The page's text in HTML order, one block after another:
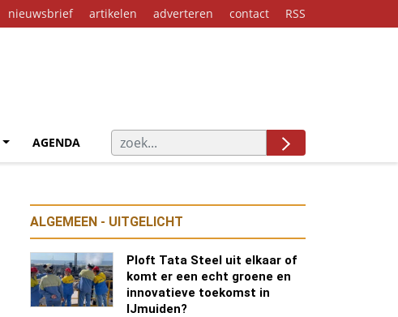
nieuwsbrief artikelen adverteren contact RSS
AGENDA
ALGEMEEN - UITGELICHT
Ploft Tata Steel uit elkaar of
komt er een echt groene en
innovatieve toekomst in
IJmuiden?